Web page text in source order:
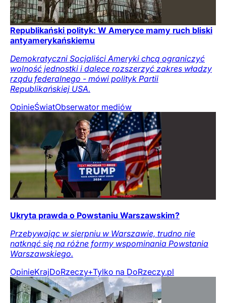
Republikański polityk: W Ameryce mamy ruch bliski
antyamerykańskiemu
Demokratyczni Socjaliści Ameryki chcą ograniczyć
wolność jednostki i dalece rozszerzyć zakres władzy
rządu federalnego - mówi polityk Partii
Republikańskiej USA.
OpinieŚwiatObserwator mediów
Ukryta prawda o Powstaniu Warszawskim?
Przebywając w sierpniu w Warszawie, trudno nie
natknąć się na różne formy wspominania Powstania
Warszawskiego.
OpinieKrajDoRzeczy+Tylko na DoRzeczy.pl